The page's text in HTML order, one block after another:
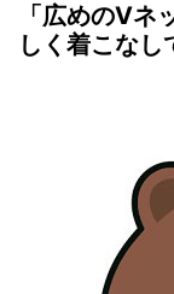
「広めのVネ
しく着こなし